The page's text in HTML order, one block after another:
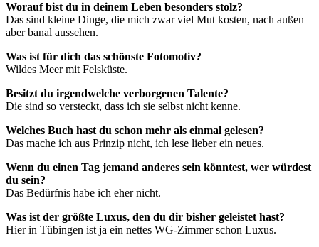
Worauf bist du in deinem Leben besonders stolz?
Das sind kleine Dinge, die mich zwar viel Mut kosten, nach außen
aber banal aussehen.
Was ist für dich das schönste Fotomotiv?
Wildes Meer mit Felsküste.
Besitzt du irgendwelche verborgenen Talente?
Die sind so versteckt, dass ich sie selbst nicht kenne.
Welches Buch hast du schon mehr als einmal gelesen?
Das mache ich aus Prinzip nicht, ich lese lieber ein neues.
Wenn du einen Tag jemand anderes sein könntest, wer würdest
du sein?
Das Bedürfnis habe ich eher nicht.
Was ist der größte Luxus, den du dir bisher geleistet hast?
Hier in Tübingen ist ja ein nettes WG-Zimmer schon Luxus.